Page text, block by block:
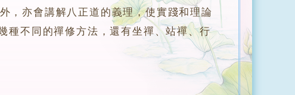
亦會講解八正道的義理，使實踐和理論
種不同的禪修方法，還有坐禪、站禪、行